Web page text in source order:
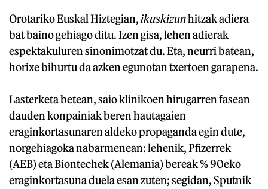
Orotariko Euskal Hiztegian,ikuskizunhitzak adiera
bat baino gehiago ditu. Izen gisa, lehen adierak
espektakuluren sinonimotzat du. Eta, neurri batean,
horixe bihurtu da azken egunotan txertoen garapena.
Lasterketa betean, saio klinikoen hirugarren fasean
dauden konpainiak beren hautagaien
eraginkortasunaren aldeko propaganda egin dute,
norgehiagoka nabarmenean: lehenik, Pfizerrek
(AEB) eta Biontechek (Alemania) bereak % 90eko
eraginkortasuna duela esan zuten; segidan, Sputnik